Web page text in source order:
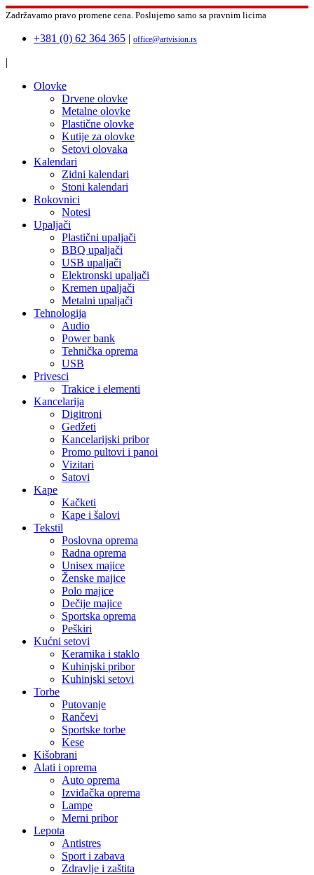
Zadržavamo pravo promene cena. Poslujemo samo sa pravnim licima
+381 (0) 62 364 365 | office@artvision.rs
|
Olovke
Drvene olovke
Metalne olovke
Plastične olovke
Kutije za olovke
Setovi olovaka
Kalendari
Zidni kalendari
Stoni kalendari
Rokovnici
Notesi
Upaljači
Plastični upaljači
BBQ upaljači
USB upaljači
Elektronski upaljači
Kremen upaljači
Metalni upaljači
Tehnologija
Audio
Power bank
Tehnička oprema
USB
Privesci
Trakice i elementi
Kancelarija
Digitroni
Gedžeti
Kancelarijski pribor
Promo pultovi i panoi
Vizitari
Satovi
Kape
Kačketi
Kape i šalovi
Tekstil
Poslovna oprema
Radna oprema
Unisex majice
Ženske majice
Polo majice
Dečije majice
Sportska oprema
Peškiri
Kućni setovi
Keramika i staklo
Kuhinjski pribor
Kuhinjski setovi
Torbe
Putovanje
Rančevi
Sportske torbe
Kese
Kišobrani
Alati i oprema
Auto oprema
Izviđačka oprema
Lampe
Merni pribor
Lepota
Antistres
Sport i zabava
Zdravlje i zaštita